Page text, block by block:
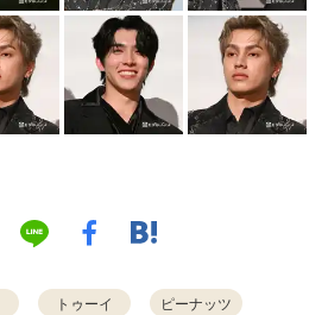
トゥーイ ピーナッツ